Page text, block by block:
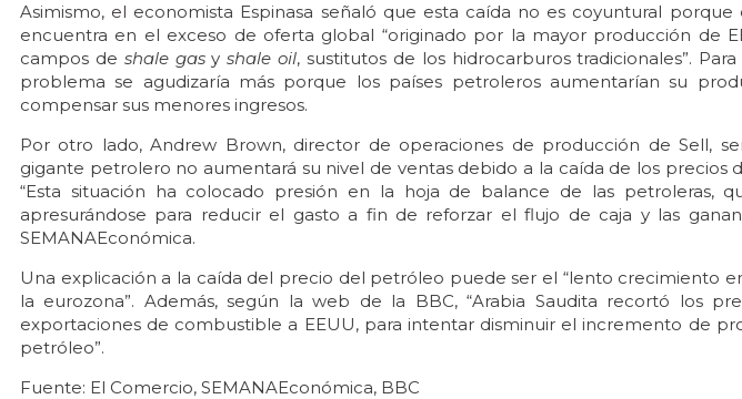
Asimismo, el economista Espinasa señaló que esta caída no es coyuntural porque
encuentra en el exceso de oferta global “originado por la mayor producción de
campos de shale gasyshale oil, sustitutos de los hidrocarburos tradicionales”. Para
problema se agudizaría más porque los países petroleros aumentarían su
compensar sus menores ingresos.
Por otro lado, Andrew Brown, director de operaciones de producción de Sell,
gigante petrolero no aumentará su nivel de ventas debido a la caída de los precios
“Esta situación ha colocado presión en la hoja de balance de las petroleras,
apresurándose para reducir el gasto a fin de reforzar el flujo de caja y las
SEMANAEconómica.
Una explicación a la caída del precio del petróleo puede ser el “lento crecimiento
la eurozona”. Además, según la web de la BBC, “Arabia Saudita recortó los
exportaciones de combustible a EEUU, para intentar disminuir el incremento de
petróleo”.
Fuente: El Comercio, SEMANAEconómica, BBC